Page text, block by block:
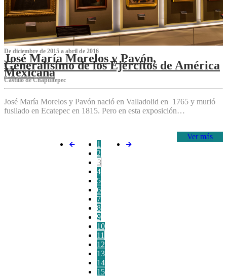
De diciembre de 2015 a abril de 2016
José María Morelos y Pavón,
Generalísimo de los Ejércitos de América
Mexicana
C‌astillo de Chapultepec
José María Morelos y Pavón nació en Valladolid en 1765 y murió
fusilado en Ecatepec en 1815. Pero en esta exposición…
Ver más
1
2
3
4
5
6
7
8
9
10
11
12
13
14
15